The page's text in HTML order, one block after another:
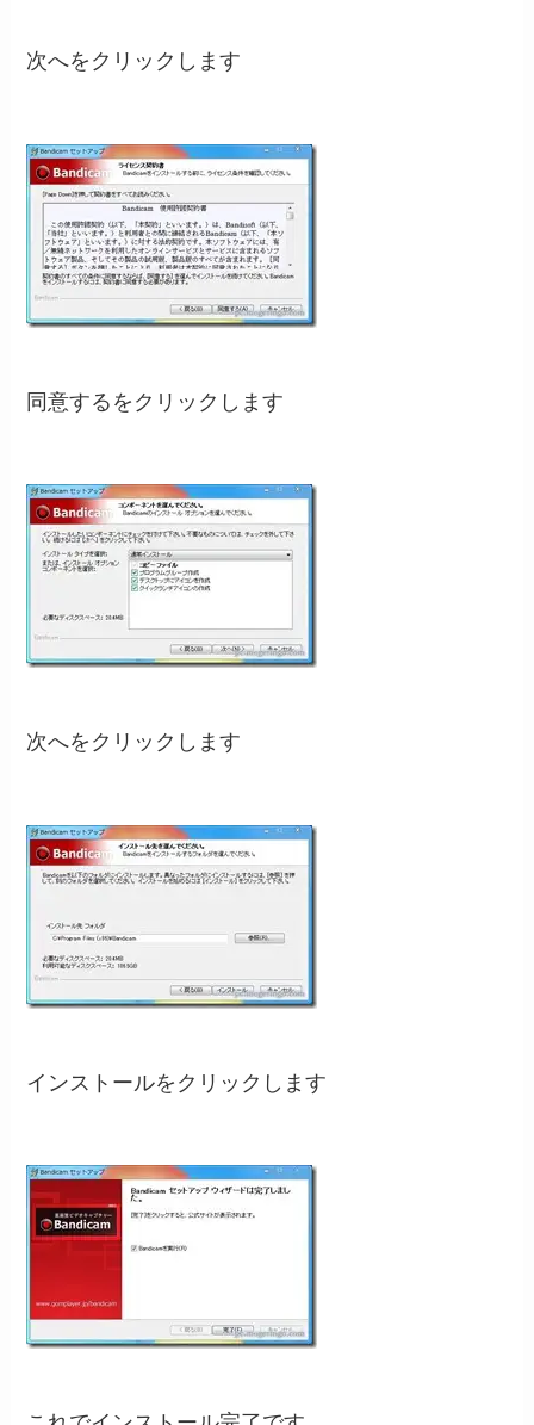
次へをクリックします
同意するをクリックします
次へをクリックします
インストールをクリックします